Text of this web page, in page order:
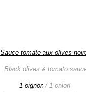
Sauce tomate aux olives
Black olives & tomato
1 oignon/ 1 onion